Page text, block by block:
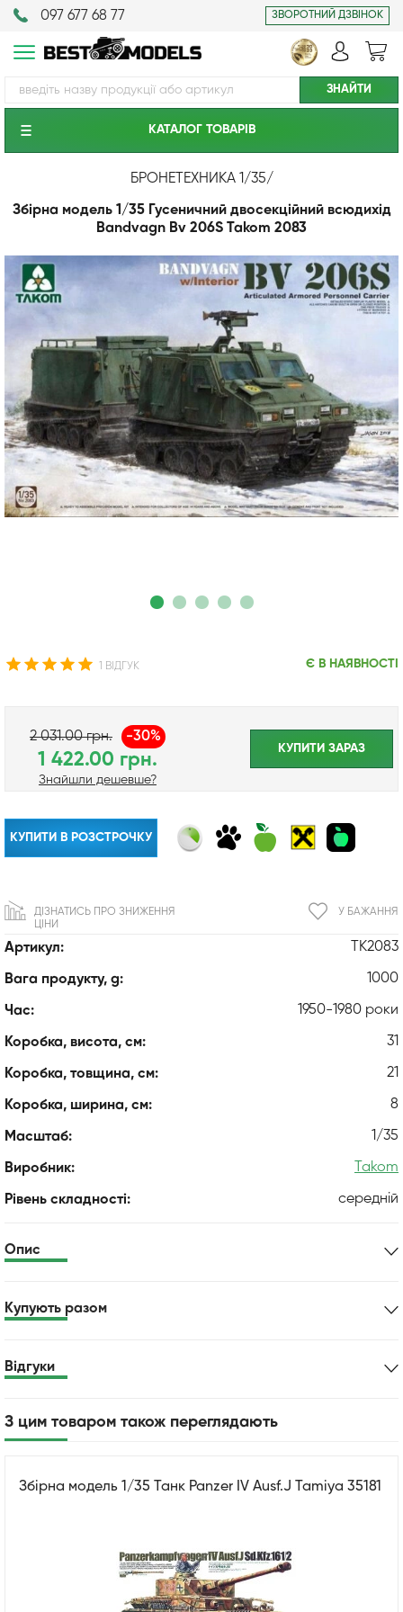
097 677 68 77 ЗВОРОТНИЙ ДЗВІНОК
КАТАЛОГ ТОВАРIВ
БРОНЕТЕХНИКА 1/35/
Збірна модель 1/35 Гусеничний двосекційний всюдихід
Bandvagn Bv 206S Takom 2083
1 ВІДГУК Є В НАЯВНОСТІ
Артикул: TK2083
Вага продукту, g: 1000
Час: 1950-1980 роки
Коробка, висота, см: 31
Коробка, товщина, см: 21
Коробка, ширина, см: 8
Масштаб: 1/35
Виробник: Takom
Рівень складності: середній
2 031.00 грн. -30%
1 422.00 грн.
Знайшли дешевше?
КУПИТИ ЗАРАЗ
КУПИТИ В РОЗСТРОЧКУ
У БАЖАННЯ
ДІЗНАТИСЬ ПРО ЗНИЖЕННЯ
ЦІНИ
Опис
Купують разом
Відгуки
З цим товаром також переглядають
Збірна модель 1/35 Танк Panzer IV Ausf.J Tamiya 35181